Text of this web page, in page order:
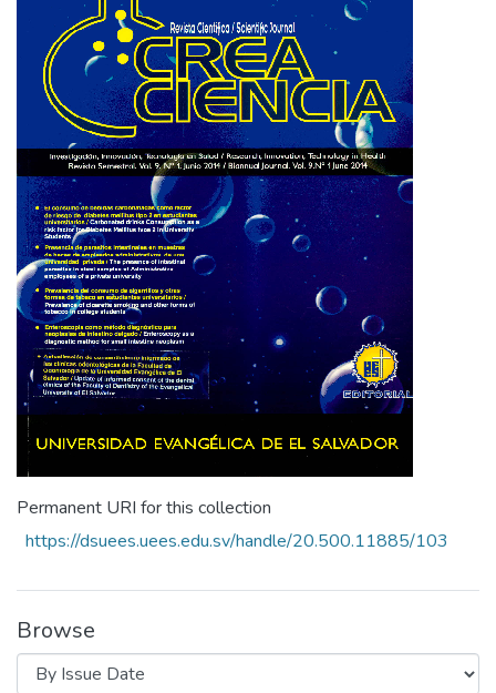
Permanent URI for this collection
https://dsuees.uees.edu.sv/handle/20.500.11885/103
Browse